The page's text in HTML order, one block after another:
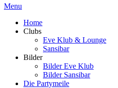
Menu
Home
Clubs
Eve Klub & Lounge
Sansibar
Bilder
Bilder Eve Klub
Bilder Sansibar
Die Partymeile